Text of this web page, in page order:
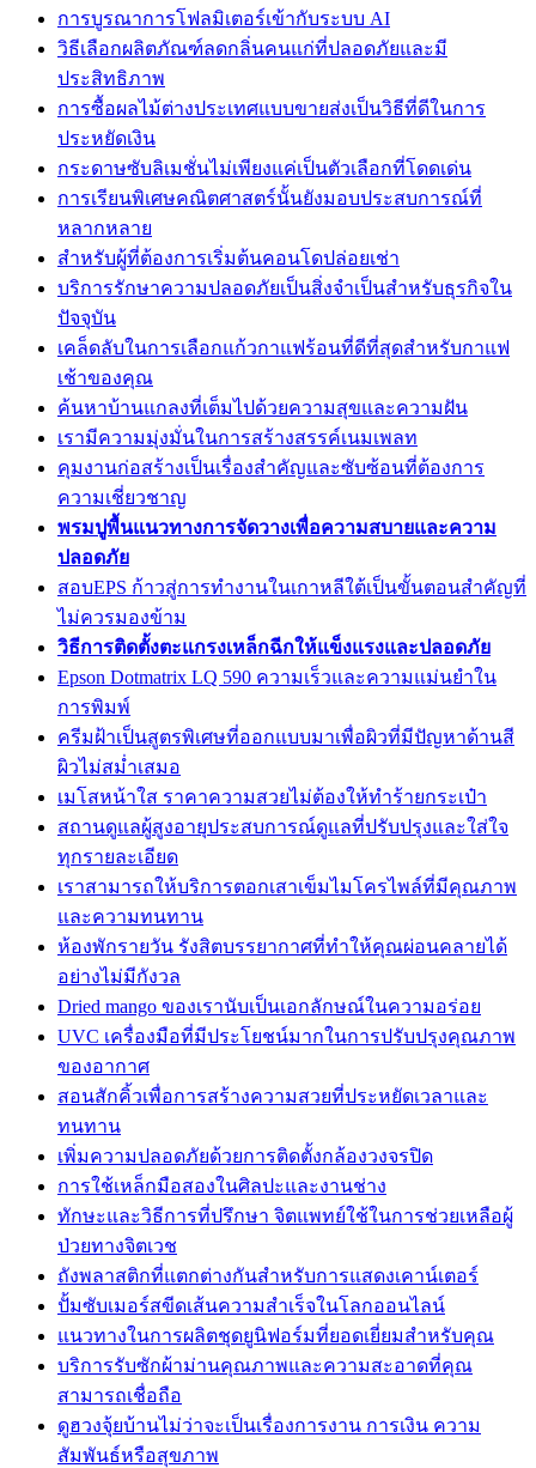
การบูรณาการโฟลมิเตอร์เข้ากับระบบ AI
วิธีเลือกผลิตภัณฑ์ลดกลิ่นคนแก่ที่ปลอดภัยและมี
ประสิทธิภาพ
การซื้อผลไม้ต่างประเทศแบบขายส่งเป็นวิธีที่ดีในการ
ประหยัดเงิน
กระดาษซับลิเมชั่นไม่เพียงแค่เป็นตัวเลือกที่โดดเด่น
การเรียนพิเศษคณิตศาสตร์นั้นยังมอบประสบการณ์ที่
หลากหลาย
สำหรับผู้ที่ต้องการเริ่มต้นคอนโดปล่อยเช่า
บริการรักษาความปลอดภัยเป็นสิ่งจำเป็นสำหรับธุรกิจใน
ปัจจุบัน
เคล็ดลับในการเลือกแก้วกาแฟร้อนที่ดีที่สุดสำหรับกาแฟ
เช้าของคุณ
ค้นหาบ้านแกลงที่เต็มไปด้วยความสุขและความฝัน
เรามีความมุ่งมั่นในการสร้างสรรค์เนมเพลท
คุมงานก่อสร้างเป็นเรื่องสำคัญและซับซ้อนที่ต้องการ
ความเชี่ยวชาญ
พรมปูพื้นแนวทางการจัดวางเพื่อความสบายและความ
ปลอดภัย
สอบEPS ก้าวสู่การทำงานในเกาหลีใต้เป็นขั้นตอนสำคัญที่
ไม่ควรมองข้าม
วิธีการติดตั้งตะแกรงเหล็กฉีกให้แข็งแรงและปลอดภัย
Epson Dotmatrix LQ 590 ความเร็วและความแม่นยำใน
การพิมพ์
ครีมฝ้าเป็นสูตรพิเศษที่ออกแบบมาเพื่อผิวที่มีปัญหาด้านสี
ผิวไม่สม่ำเสมอ
เมโสหน้าใส ราคาความสวยไม่ต้องให้ทำร้ายกระเป๋า
สถานดูแลผู้สูงอายุประสบการณ์ดูแลที่ปรับปรุงและใส่ใจ
ทุกรายละเอียด
เราสามารถให้บริการตอกเสาเข็มไมโครไพล์ที่มีคุณภาพ
และความทนทาน
ห้องพักรายวัน รังสิตบรรยากาศที่ทำให้คุณผ่อนคลายได้
อย่างไม่มีกังวล
Dried mango ของเรานับเป็นเอกลักษณ์ในความอร่อย
UVC เครื่องมือที่มีประโยชน์มากในการปรับปรุงคุณภาพ
ของอากาศ
สอนสักคิ้วเพื่อการสร้างความสวยที่ประหยัดเวลาและ
ทนทาน
เพิ่มความปลอดภัยด้วยการติดตั้งกล้องวงจรปิด
การใช้เหล็กมือสองในศิลปะและงานช่าง
ทักษะและวิธีการที่ปรึกษา จิตแพทย์ใช้ในการช่วยเหลือผู้
ป่วยทางจิตเวช
ถังพลาสติกที่แตกต่างกันสำหรับการแสดงเคาน์เตอร์
ปั้มซับเมอร์สขีดเส้นความสำเร็จในโลกออนไลน์
แนวทางในการผลิตชุดยูนิฟอร์มที่ยอดเยี่ยมสำหรับคุณ
บริการรับซักผ้าม่านคุณภาพและความสะอาดที่คุณ
สามารถเชื่อถือ
ดูฮวงจุ้ยบ้านไม่ว่าจะเป็นเรื่องการงาน การเงิน ความ
สัมพันธ์หรือสุขภาพ